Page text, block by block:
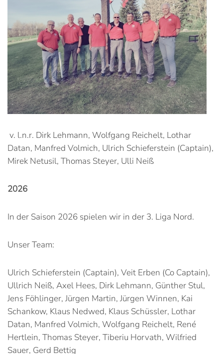
v. l.n.r. Dirk Lehmann, Wolfgang Reichelt, Lothar
Datan, Manfred Volmich, Ulrich Schieferstein (Captain),
Mirek Netusil, Thomas Steyer, Ulli Neiß
2026
In der Saison 2026 spielen wir in der 3. Liga Nord.
Unser Team:
Ulrich Schieferstein (Captain), Veit Erben (Co Captain),
Ullrich Neiß, Axel Hees, Dirk Lehmann, Günther Stul,
Jens Föhlinger, Jürgen Martin, Jürgen Winnen, Kai
Schankow, Klaus Nedwed, Klaus Schüssler, Lothar
Datan, Manfred Volmich, Wolfgang Reichelt, René
Hertlein, Thomas Steyer, Tiberiu Horvath, Wilfried
Sauer, Gerd Bettig